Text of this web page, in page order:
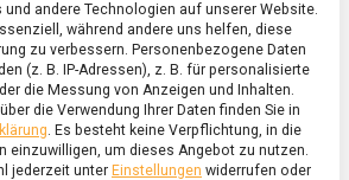
und andere Technologien auf unserer Website.
während andere uns helfen, diese
zu verbessern. Personenbezogene Daten
(z. B. IP-Adressen), z. B. für personalisierte
die Messung von Anzeigen und Inhalten.
die Verwendung Ihrer Daten finden Sie in
. Es besteht keine Verpflichtung, in die
einzuwilligen, um dieses Angebot zu nutzen.
jederzeit unter Einstellungen widerrufen oder